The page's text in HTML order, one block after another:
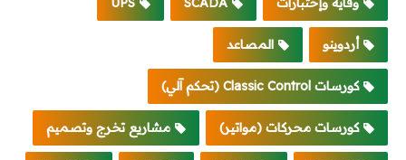
أردوينو المصاعد
كورسات Classic Control (تحكم آلي)
كورسات محركات (مواتير) مشاريع تخرج وتصميم